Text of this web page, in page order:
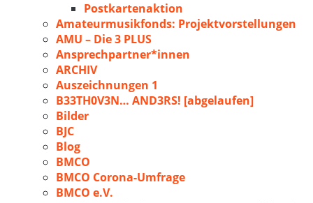
Postkartenaktion
Amateurmusikfonds: Projektvorstellungen
AMU – Die 3 PLUS
Ansprechpartner*innen
ARCHIV
Auszeichnungen 1
B33TH0V3N… AND3RS! [abgelaufen]
Bilder
BJC
Blog
BMCO
BMCO Corona-Umfrage
BMCO e.V.